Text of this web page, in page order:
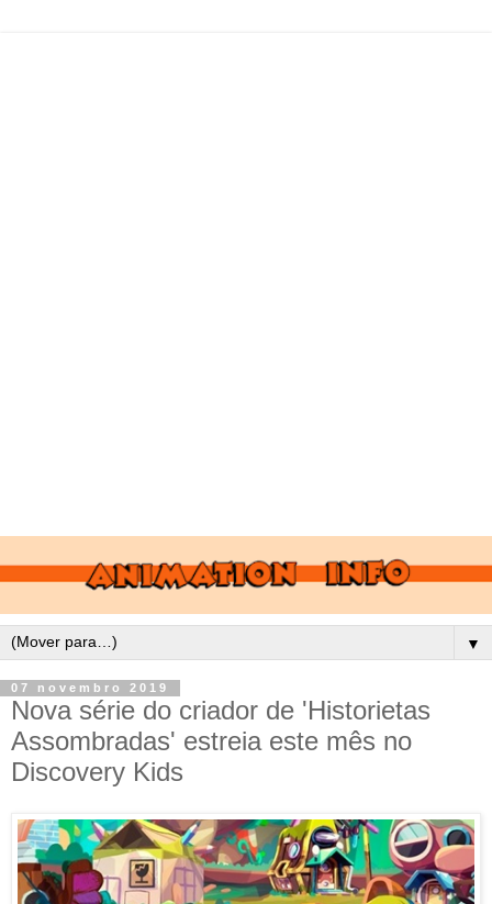
▼
07 novembro 2019
Nova série do criador de 'Historietas
Assombradas' estreia este mês no
Discovery Kids